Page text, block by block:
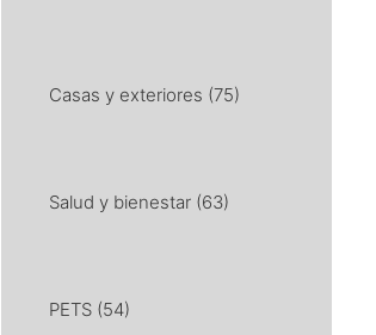
Casas y exteriores (75)
Salud y bienestar (63)
PETS (54)